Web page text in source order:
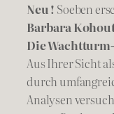
Neu ! Soeben
Barbara
Die
Aus Ihrer Sicht
durch
Analysen